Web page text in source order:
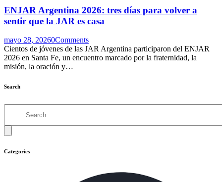
ENJAR Argentina 2026: tres días para volver a
sentir que la JAR es casa
mayo 28, 20260Comments
Cientos de jóvenes de las JAR Argentina participaron del ENJAR
2026 en Santa Fe, un encuentro marcado por la fraternidad, la
misión, la oración y…
Search
Categories